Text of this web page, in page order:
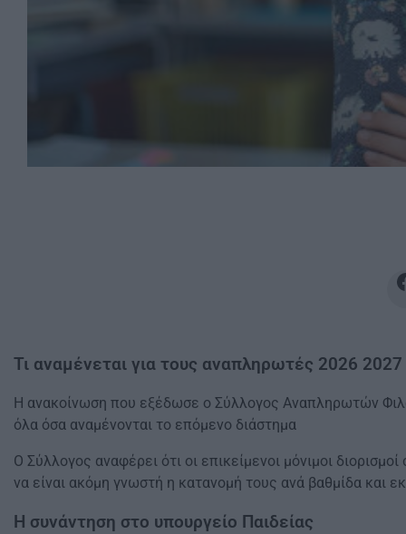
Τι αναμένεται για τους αναπληρωτές 2026 2027
Η ανακοίνωση που εξέδωσε ο Σύλλογος Αναπληρωτών
όλα όσα αναμένονται το επόμενο διάστημα
Ο Σύλλογος αναφέρει ότι οι επικείμενοι μόνιμοι
να είναι ακόμη γνωστή η κατανομή τους ανά βαθμίδα και
Η συνάντηση στο υπουργείο Παιδείας